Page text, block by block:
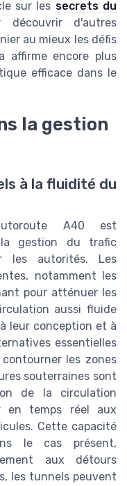
sur les secrets du
découvrir d'autres
au mieux les défis
affirme encore plus
efficace dans le
la gestion
à la fluidité du
A40 est
la gestion du trafic
les autorités. Les
notamment les
pour atténuer les
aussi fluide
leur conception et à
essentielles
les zones
souterraines sont
de la circulation
en temps réel aux
Cette capacité
le cas présent,
aux détours
les tunnels peuvent